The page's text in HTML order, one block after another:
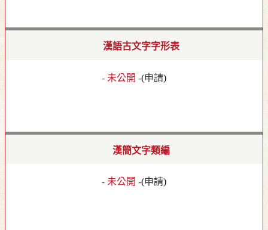
漢語古文字字形表
- 未公開 -(申請)
漢簡文字類編
- 未公開 -(申請)